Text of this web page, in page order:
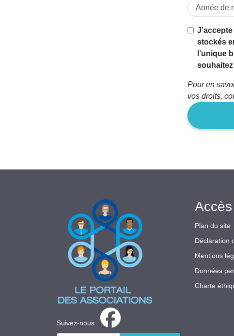
Si vous
êtes un
être
humain,
ce
champ
stockés
l’unique
Pour en
vos droits,
Suivez-nous
Plan du site
Déclaration
Mentions
Données
Charte